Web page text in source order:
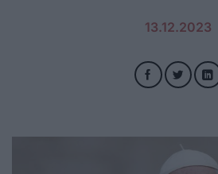
13.12.2023